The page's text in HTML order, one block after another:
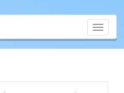
Toggle